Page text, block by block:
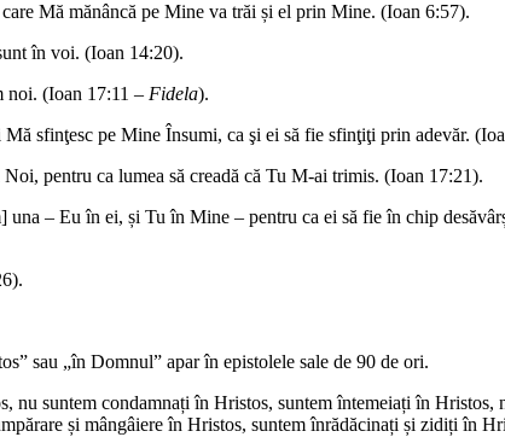
Mă mănâncă pe Mine va trăi și el prin Mine. (Ioan 6:57).
în voi. (Ioan 14:20).
noi. (Ioan 17:11 – Fidela).
sfinţesc pe Mine Însumi, ca şi ei să fie sfinţiţi prin adevăr.
pentru ca lumea să creadă că Tu M-ai trimis. (Ioan 17:21).
– Eu în ei, și Tu în Mine – pentru ca ei să fie în chip
sau „în Domnul” apar în epistolele sale de 90 de ori.
suntem condamnați în Hristos, suntem întemeiați în
și mângâiere în Hristos, suntem înrădăcinați și zidiți în